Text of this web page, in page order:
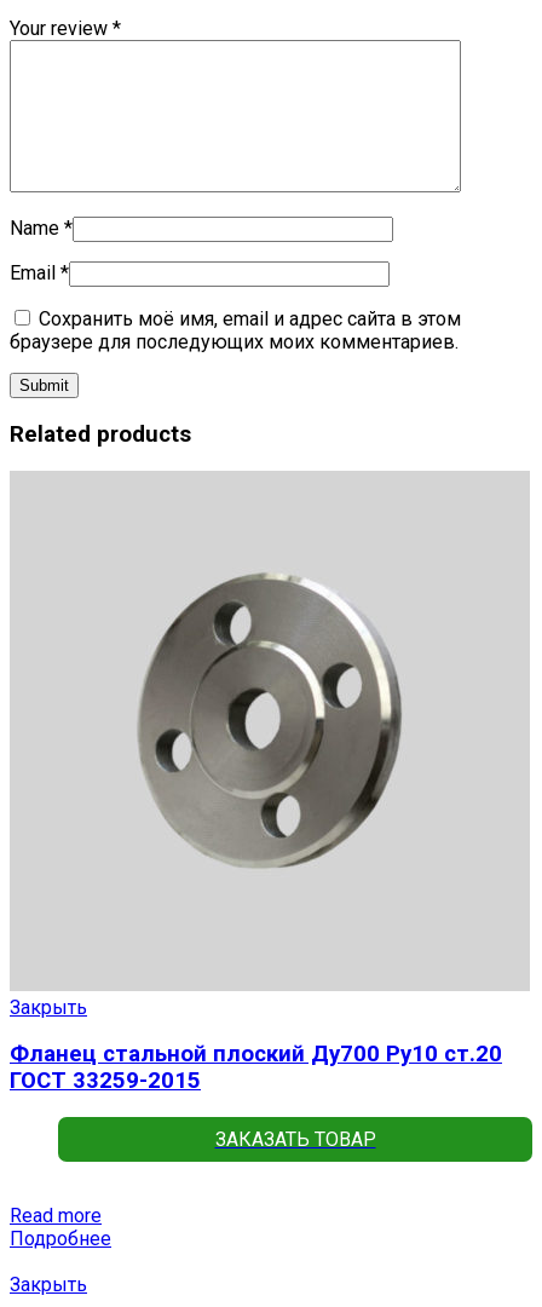
Your review *
Name *
Email *
Сохранить моё имя, email и адрес сайта в этом
браузере для последующих моих комментариев.
Related products
Закрыть
Фланец стальной плоский Ду700 Ру10 ст.20
ГОСТ 33259-2015
ЗАКАЗАТЬ ТОВАР
Read more
Подробнее
Закрыть